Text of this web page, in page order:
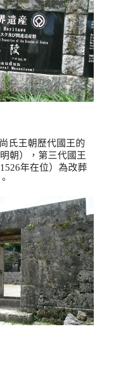
氏王朝歷代國王的
朝），第三代國王
1526年在位）為改葬